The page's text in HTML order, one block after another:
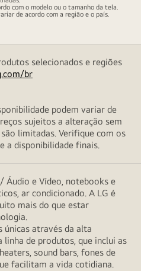
com o modelo ou o tamanho da tela.
de acordo com a região e o país.
selecionados e regiões
br
podem variar de
sujeitos a alteração sem
limitadas. Verifique com os
a disponibilidade finais.
Áudio e Vídeo, notebooks e
ar condicionado. A LG é
mais do que estar
únicas através da alta
de produtos, que inclui as
sound bars, fones de
facilitam a vida cotidiana.